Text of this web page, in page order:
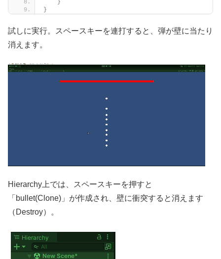
}
}
試しに実行。スペースキーを連打すると、弾が壁に当たり
消えます。
Hierarchy上では、スペースキーを押すと
「bullet(Clone)」が作成され、壁に衝突すると消えます
（Destroy）。